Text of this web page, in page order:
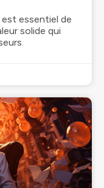
essentiel de
solide qui